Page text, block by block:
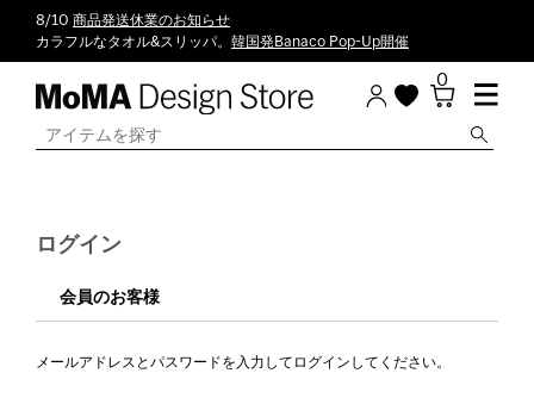
8/10 商品発送休業のお知らせ
カラフルなタオル&スリッパ。 韓国発Banaco Pop-Up開催
0
ログイン
会員のお客様
メールアドレスとパスワードを入力してログインしてください。